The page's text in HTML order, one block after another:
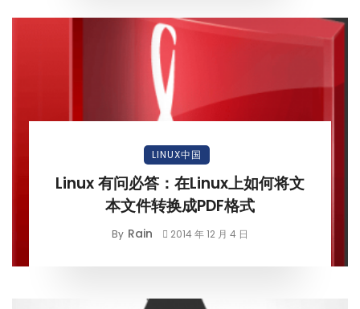
LINUX中国
Linux 有问必答：在Linux上如何将文
本文件转换成PDF格式
By Rain 2014 年 12 月 4 日